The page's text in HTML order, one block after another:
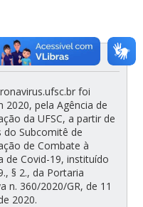
foi
2020, pela Agência de
da UFSC, a partir de
do Subcomitê de
de Combate à
de Covid-19, instituído
§ 2., da Portaria
n. 360/2020/GR, de 11
2020.